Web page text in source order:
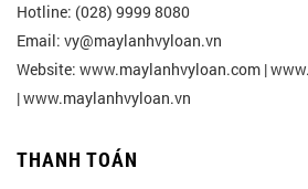
Hotline: (028) 9999 8080
Email: vy@maylanhvyloan.vn
Website: www.maylanhvyloan.com |
| www.maylanhvyloan.vn
THANH TOÁN